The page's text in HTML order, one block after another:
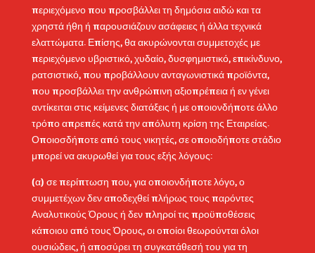
περιεχόμενο που προσβάλλει τη δημόσια αιδώ και τα
χρηστά ήθη ή παρουσιάζουν ασάφειες ή άλλα τεχνικά
ελαττώματα. Επίσης, θα ακυρώνονται συμμετοχές με
περιεχόμενο υβριστικό, χυδαίο, δυσφημιστικό, επικίνδυνο,
ρατσιστικό, που προβάλλουν ανταγωνιστικά προϊόντα,
που προσβάλλει την ανθρώπινη αξιοπρέπεια ή εν γένει
αντίκειται στις κείμενες διατάξεις ή με οποιονδήποτε άλλο
τρόπο απρεπές κατά την απόλυτη κρίση της Εταιρείας.
Οποιοσδήποτε από τους νικητές, σε οποιοδήποτε στάδιο
μπορεί να ακυρωθεί για τους εξής λόγους:
(α) σε περίπτωση που, για οποιονδήποτε λόγο, ο
συμμετέχων δεν αποδεχθεί πλήρως τους παρόντες
Αναλυτικούς Όρους ή δεν πληροί τις προϋποθέσεις
κάποιου από τους Όρους, οι οποίοι θεωρούνται όλοι
ουσιώδεις, ή αποσύρει τη συγκατάθεσή του για τη